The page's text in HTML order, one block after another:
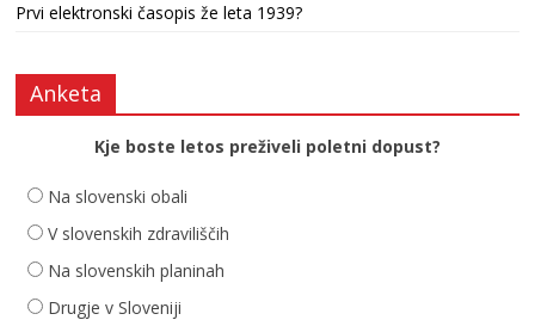
Prvi elektronski časopis že leta 1939?
Anketa
Kje boste letos preživeli poletni dopust?
Na slovenski obali
V slovenskih zdraviliščih
Na slovenskih planinah
Drugje v Sloveniji